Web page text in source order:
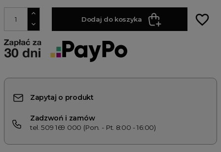
Dodaj do koszyka favorite_border
Zapytaj o produkt
Zadzwoń i zamów
tel. 509 169 000 (Pon. - Pt. 8:00 - 16:00)